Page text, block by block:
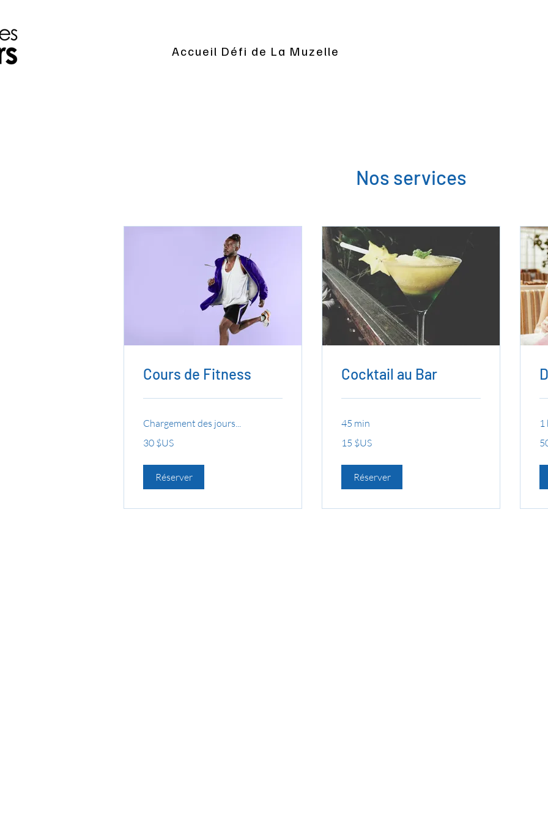
Accueil Défi de La Muzelle
Nos services
Cours de Fitness
Chargement des jours...
dollars
Unis
30 $US
Réserver
Cocktail au Bar
45 min
dollars
Unis
15 $US
Réserver
1